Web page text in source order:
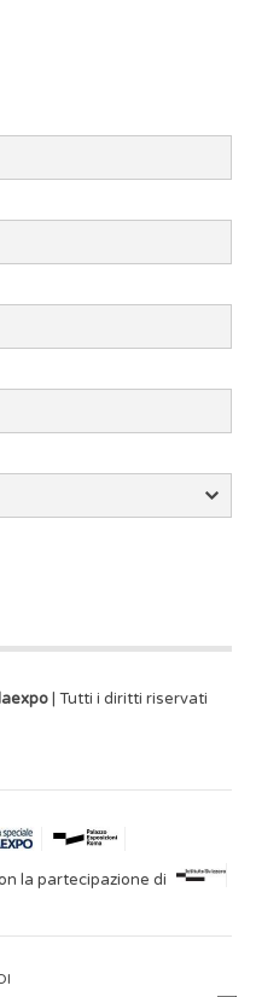
| Tutti i diritti riservati
la partecipazione di